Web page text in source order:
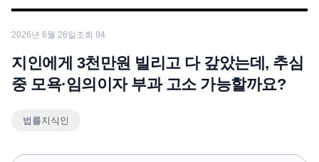
소식/자료
언론보도
2026년 6월 26일 조회 94
지인에게 3천만원 빌리고 다 갚았는데, 추심
중 모욕·임의이자 부과 고소 가능할까요?
법률지식인